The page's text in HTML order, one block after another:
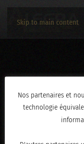
Skip to main content
ÉCRIT LEAVRIL 30,
Nos partenaires et
technologie